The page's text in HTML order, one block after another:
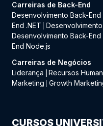
Carreiras de Back-End
Desenvolvimento Back-End
End .NET
Desenvolvimento Back-End
End Node.js
Carreiras de Negócios
Liderança
Recursos
Marketing
Growth
CURSOS